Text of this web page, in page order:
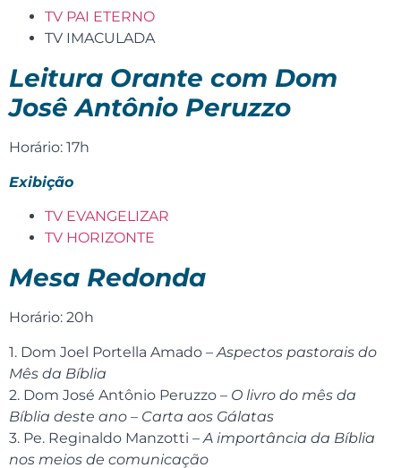
TV PAI ETERNO
TV IMACULADA
Leitura Orante com Dom
Josê Antônio Peruzzo
Horário: 17h
Exibição
TV EVANGELIZAR
TV HORIZONTE
Mesa Redonda
Horário: 20h
1. Dom Joel Portella Amado – Aspectos pastorais do
Mês da Bíblia
2. Dom José Antônio Peruzzo – O livro do mês da
Bíblia deste ano – Carta aos Gálatas
3. Pe. Reginaldo Manzotti – A importância da Bíblia
nos meios de comunicação